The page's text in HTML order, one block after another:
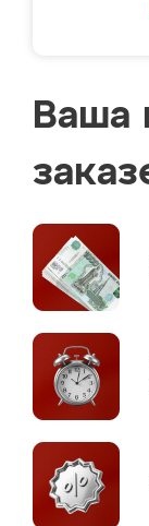
Ваша